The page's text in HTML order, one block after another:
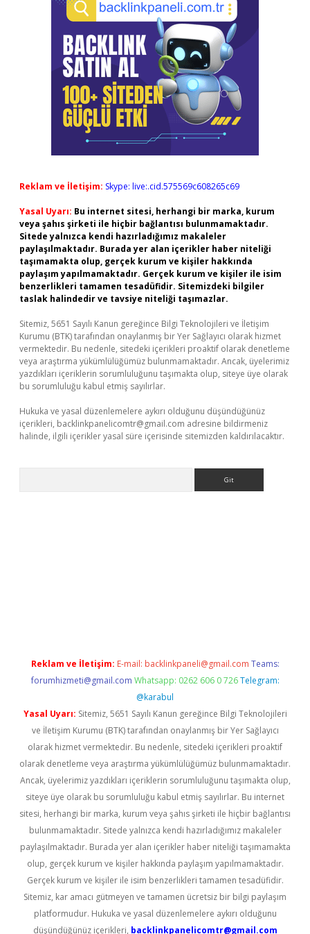
Reklam ve İletişim: Skype: live:.cid.575569c608265c69
Yasal Uyarı: Bu internet sitesi, herhangi bir marka, kurum
veya şahıs şirketi ile hiçbir bağlantısı bulunmamaktadır.
Sitede yalnızca kendi hazırladığımız makaleler
paylaşılmaktadır. Burada yer alan içerikler haber niteliği
taşımamakta olup, gerçek kurum ve kişiler hakkında
paylaşım yapılmamaktadır. Gerçek kurum ve kişiler ile isim
benzerlikleri tamamen tesadüfidir. Sitemizdeki bilgiler
taslak halindedir ve tavsiye niteliği taşımazlar.
Sitemiz, 5651 Sayılı Kanun gereğince Bilgi Teknolojileri ve İletişim
Kurumu (BTK) tarafından onaylanmış bir Yer Sağlayıcı olarak hizmet
vermektedir. Bu nedenle, sitedeki içerikleri proaktif olarak denetleme
veya araştırma yükümlülüğümüz bulunmamaktadır. Ancak, üyelerimiz
yazdıkları içeriklerin sorumluluğunu taşımakta olup, siteye üye olarak
bu sorumluluğu kabul etmiş sayılırlar.
Hukuka ve yasal düzenlemelere aykırı olduğunu düşündüğünüz
içerikleri, backlinkpanelicomtr@gmail.com adresine bildirmeniz
halinde, ilgili içerikler yasal süre içerisinde sitemizden kaldırılacaktır.
Reklam ve İletişim: E-mail: backlinkpaneli@gmail.com Teams:
forumhizmeti@gmail.com Whatsapp: 0262 606 0 726 Telegram:
@karabul
Yasal Uyarı: Sitemiz, 5651 Sayılı Kanun gereğince Bilgi Teknolojileri
ve İletişim Kurumu (BTK) tarafından onaylanmış bir Yer Sağlayıcı
olarak hizmet vermektedir. Bu nedenle, sitedeki içerikleri proaktif
olarak denetleme veya araştırma yükümlülüğümüz bulunmamaktadır.
Ancak, üyelerimiz yazdıkları içeriklerin sorumluluğunu taşımakta olup,
siteye üye olarak bu sorumluluğu kabul etmiş sayılırlar. Bu internet
sitesi, herhangi bir marka, kurum veya şahıs şirketi ile hiçbir bağlantısı
bulunmamaktadır. Sitede yalnızca kendi hazırladığımız makaleler
paylaşılmaktadır. Burada yer alan içerikler haber niteliği taşımamakta
olup, gerçek kurum ve kişiler hakkında paylaşım yapılmamaktadır.
Gerçek kurum ve kişiler ile isim benzerlikleri tamamen tesadüfidir.
Sitemiz, kar amacı gütmeyen ve tamamen ücretsiz bir bilgi paylaşım
platformudur. Hukuka ve yasal düzenlemelere aykırı olduğunu
düşündüğünüz içerikleri, backlinkpanelicomtr@gmail.com